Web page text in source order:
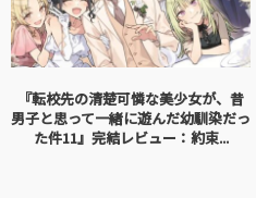
『転校先の清楚可憐な美少女が、昔
男子と思って一緒に遊んだ幼馴染だっ
た件11』完結レビュー：約束...